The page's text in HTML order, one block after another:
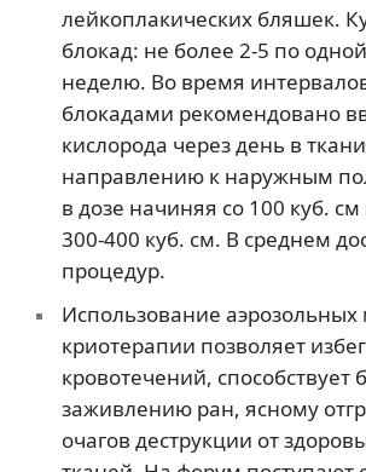
лейкоплакических бляшек.
блокад: не более 2-5 по
неделю. Во время
блокадами рекомендовано
кислорода через день в
направлению к наружным
в дозе начиняя со 100 куб.
300-400 куб. см. В среднем
процедур.
Использование аэрозольных
криотерапии позволяет
кровотечений, способствует
заживлению ран, ясному
очагов деструкции от